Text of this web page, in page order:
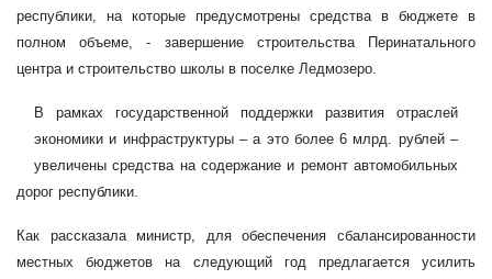
республики, на которые предусмотрены средства в бюджете в
полном объеме, - завершение строительства Перинатального
центра и строительство школы в поселке Ледмозеро.
В рамках государственной поддержки развития отраслей
экономики и инфраструктуры – а это более 6 млрд. рублей –
увеличены средства на содержание и ремонт автомобильных
дорог республики.
Как рассказала министр, для обеспечения сбалансированности
местных бюджетов на следующий год предлагается усилить